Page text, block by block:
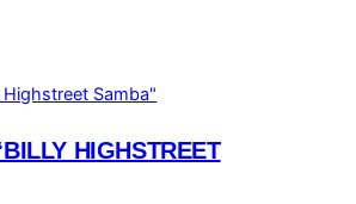
HIGHSTREET